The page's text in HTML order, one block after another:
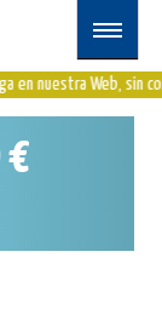
en nuestra Web, sin